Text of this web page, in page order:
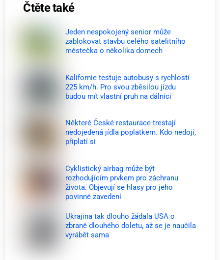
Čtěte také
Jeden nespokojený senior může
zablokovat stavbu celého satelitního
městečka o několika domech
Kalifornie testuje autobusy s rychlostí
225 km/h. Pro svou zběsilou jízdu
budou mít vlastní pruh na dálnici
Některé České restaurace trestají
nedojedená jídla poplatkem. Kdo nedojí,
připlatí si
Cyklistický airbag může být
rozhodujícím prvkem pro záchranu
života. Objevují se hlasy pro jeho
povinné zavedení
Ukrajina tak dlouho žádala USA o
zbraně dlouhého doletu, až se je naučila
vyrábět sama